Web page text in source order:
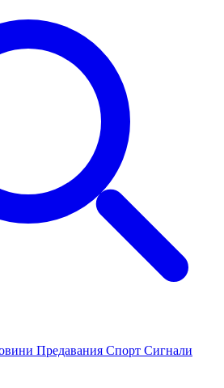
Предавания Спорт Сигнали